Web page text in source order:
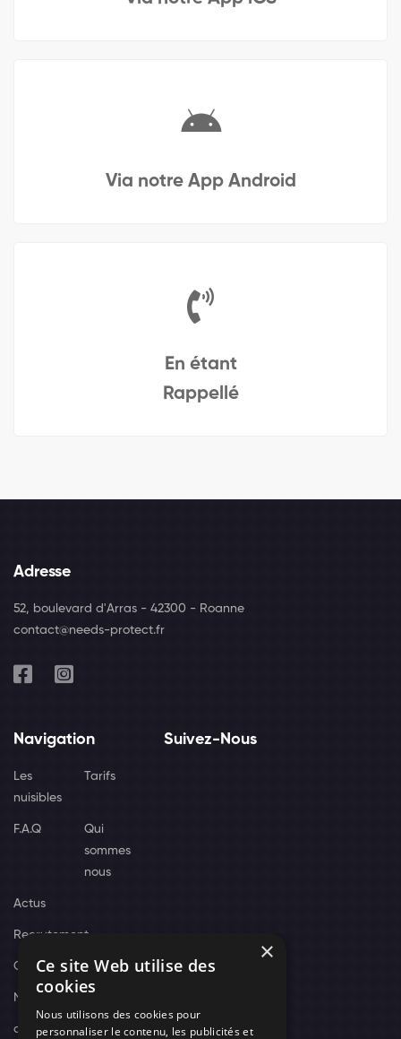
Via notre App Android
En étant
Rappellé
Adresse
52, boulevard d'Arras - 42300 - Roanne
contact@needs-protect.fr
Navigation
Les
nuisibles
Tarifs
F.A.Q
Qui
sommes
nous
Actus
Recrutement
Contact
Nos techniciens
campagne-
Suivez-Nous
×
Ce site Web utilise des
cookies
Nous utilisons des cookies pour
personnaliser le contenu, les publicités et